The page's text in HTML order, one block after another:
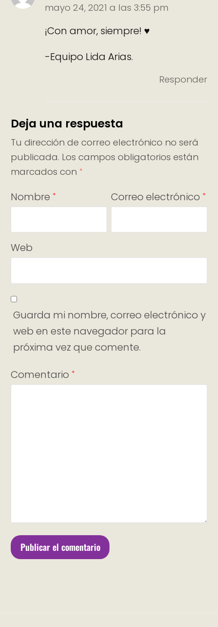
mayo 24, 2021 a las 3:55 pm
¡Con amor, siempre! ♥
-Equipo Lida Arias.
Responder
Deja una respuesta
Tu dirección de correo electrónico no será
publicada. Los campos obligatorios están
marcados con *
Nombre * Correo electrónico *
Web
Guarda mi nombre, correo electrónico y
web en este navegador para la
próxima vez que comente.
Comentario *